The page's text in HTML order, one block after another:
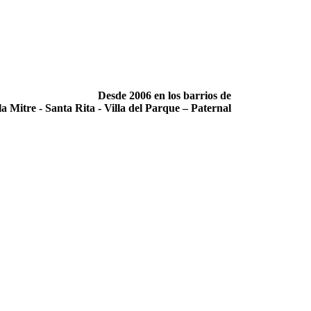
Desde 2006 en los barrios de
Mitre -­ Santa Rita -­ Villa del Parque – Paternal